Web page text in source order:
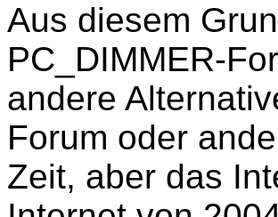
Aus diesem
PC_DIMMER-
andere
Forum oder
Zeit, aber das